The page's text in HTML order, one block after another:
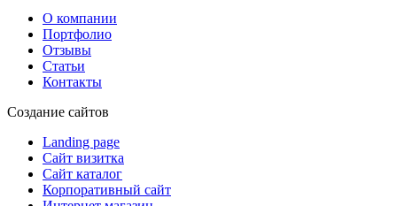
О компании
Портфолио
Отзывы
Статьи
Контакты
Создание сайтов
Landing page
Сайт визитка
Сайт каталог
Корпоративный сайт